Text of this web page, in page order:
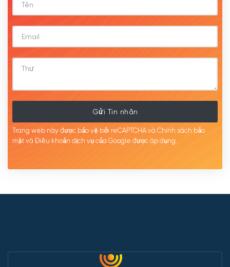
Gửi Tin nhắn
Trang web này được bảo vệ bởi reCAPTCHA và Chính sách bảo
mật và Điều khoản dịch vụ của Google được áp dụng.